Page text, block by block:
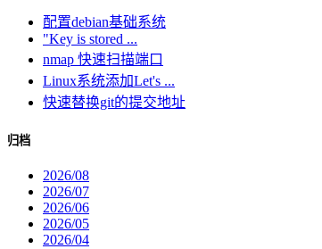
配置debian基础系统
"Key is stored ...
nmap 快速扫描端口
Linux系统添加Let's ...
快速替换git的提交地址
归档
2026/08
2026/07
2026/06
2026/05
2026/04